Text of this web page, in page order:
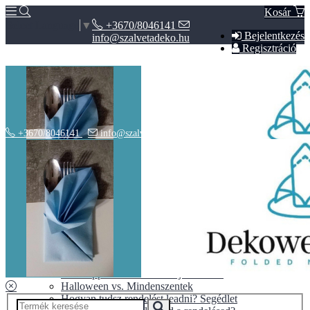
Kosár
Bejelentkezés
Regisztráció
▼
+3670/8046141
info@szalvetadeko.hu
Hírek
ÁSZF
Adatvédelem
BLOG
Halloween vs. Mindenszentek
Hogyan tudsz rendelést leadni? Segédlet
+3670/8046141 info@szalvetadeko.hu